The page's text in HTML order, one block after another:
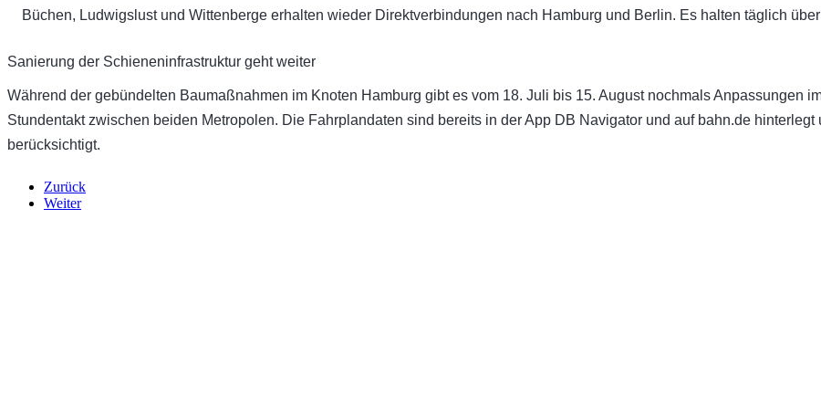
Büchen, Ludwigslust und Wittenberge erhalten wieder Direktverbindungen nach Hamburg und Berlin. Es halten täglich
Sanierung der Schieneninfrastruktur geht weiter
Während der gebündelten Baumaßnahmen im Knoten Hamburg gibt es vom 18. Juli bis 15. Augustnochmals Anpassungen
Stundentakt zwischen beiden Metropolen. Die Fahrplandaten sind bereits in der App DB Navigator und auf bahn.de
berücksichtigt.
Zurück
Weiter